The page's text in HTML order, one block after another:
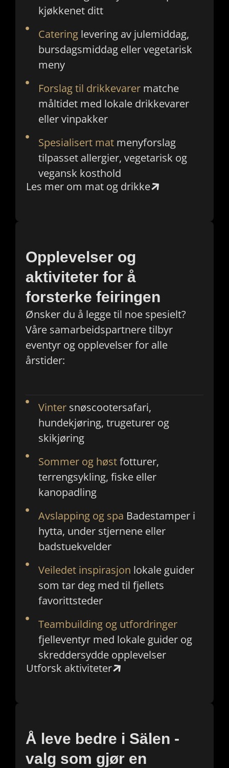
kjøkkenet ditt
Cateringlevering av julemiddag,
bursdagsmiddag eller vegetarisk
meny
Forslag til drikkevarer matche
måltidet med lokale drikkevarer
eller vinpakker
Spesialisert matmenyforslag
tilpasset allergier, vegetarisk og
vegansk kosthold
Les mer om mat og drikke
Opplevelser og
aktiviteter for å
forsterke feiringen
Ønsker du å legge til noe spesielt?
Våre samarbeidspartnere tilbyr
eventyr og opplevelser for alle
årstider:
Vintersnøscootersafari,
hundekjøring, trugeturer og
skikjøring
Sommer og høstfotturer,
terrengsykling, fiske eller
kanopadling
Avslapping og spa Badestamper i
hytta, under stjernene eller
badstuekvelder
Veiledet inspirasjon lokale guider
som tar deg med til fjellets
favorittsteder
Teambuilding og utfordringer
fjelleventyr med lokale guider og
skreddersydde opplevelser
Utforsk aktiviteter
Å leve bedre i Sälen -
valg som gjør en